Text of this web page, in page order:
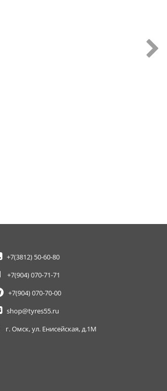
+7(3812)50-60-80
+7(904)070-71-71
+7(904)070-70-00
shop@tyres55.ru
г. Омск, ул. Енисейская, д.1М